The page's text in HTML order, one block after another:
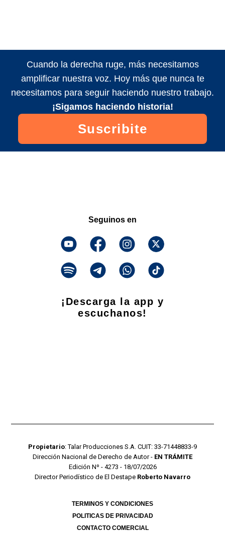
Cuando la derecha ruge, más necesitamos
amplificar nuestra voz. Hoy más que nunca te
necesitamos para seguir haciendo nuestro trabajo.
¡Sigamos haciendo historia!
Suscribite
Seguinos en
¡Descarga la app y
escuchanos!
Propietario: Talar Producciones S.A. CUIT: 33-71448833-9
Dirección Nacional de Derecho de Autor - EN TRÁMITE
Edición Nº - 4273 - 18/07/2026
Director Periodístico de El Destape Roberto Navarro
TERMINOS Y CONDICIONES
POLITICAS DE PRIVACIDAD
CONTACTO COMERCIAL